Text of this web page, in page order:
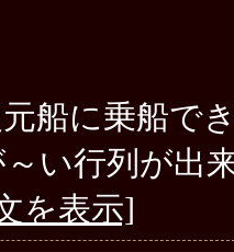
船に乗船で
い行列が出
を表示]